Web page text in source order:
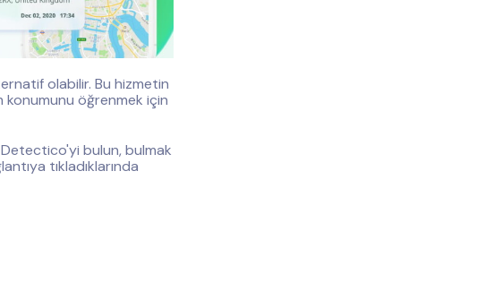
olabilir. Bu hizmetin
konumunu öğrenmek için
bulun, bulmak
tıkladıklarında